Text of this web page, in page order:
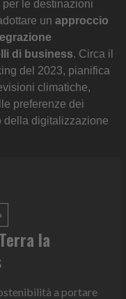
per le destinazioni
un approccio
di business. Circa il
del 2023, pianifica
climatiche,
preferenze dei
della digitalizzazione
la
a portare